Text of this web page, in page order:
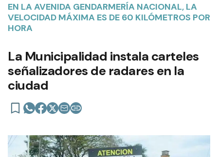
EN LA AVENIDA GENDARMERÍA NACIONAL, LA
VELOCIDAD MÁXIMA ES DE 60 KILÓMETROS POR
HORA
La Municipalidad instala carteles
señalizadores de radares en la
ciudad